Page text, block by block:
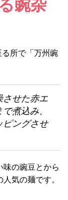
豌杂
所で「万州豌
させた赤エ
煮込み、
ピングさせ
味の豌豆とから
気の麺です。